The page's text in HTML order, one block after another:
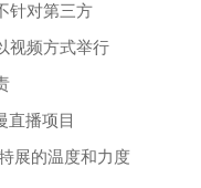
针对第三方
视频方式举行
直播项目
展的温度和力度